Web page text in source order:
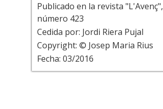
Publicado en la revista "L'Avenç",
número 423
Cedida por: Jordi Riera Pujal
Copyright: © Josep Maria Rius
Fecha: 03/2016